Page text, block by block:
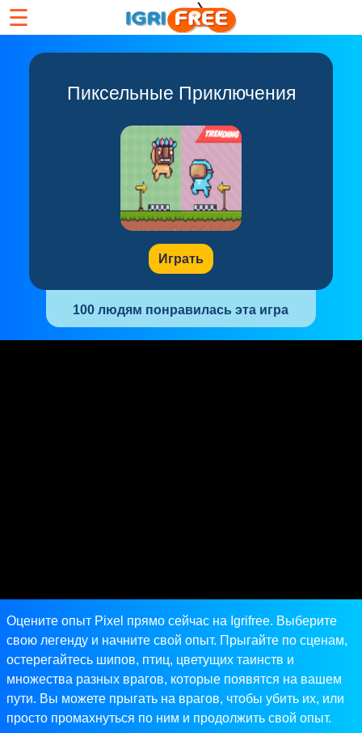
☰
Пиксельные Приключения
Играть
100 людям понравилась эта игра
Оцените опыт Pixel прямо сейчас на Igrifree. Выберите
свою легенду и начните свой опыт. Прыгайте по сценам,
остерегайтесь шипов, птиц, цветущих таинств и
множества разных врагов, которые появятся на вашем
пути. Вы можете прыгать на врагов, чтобы убить их, или
просто промахнуться по ним и продолжить свой опыт.